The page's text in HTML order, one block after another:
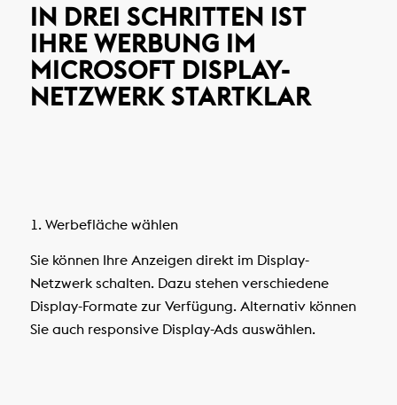
IN DREI SCHRITTEN IST
IHRE WERBUNG IM
MICROSOFT DISPLAY-
NETZWERK STARTKLAR
1. Werbefläche wählen
Sie können Ihre Anzeigen direkt im Display-
Netzwerk schalten. Dazu stehen verschiedene
Display-Formate zur Verfügung. Alternativ können
Sie auch responsive Display-Ads auswählen.